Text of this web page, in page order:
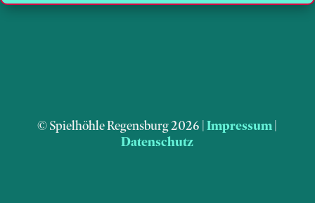
© Spielhöhle Regensburg 2026 |Impressum|
Datenschutz